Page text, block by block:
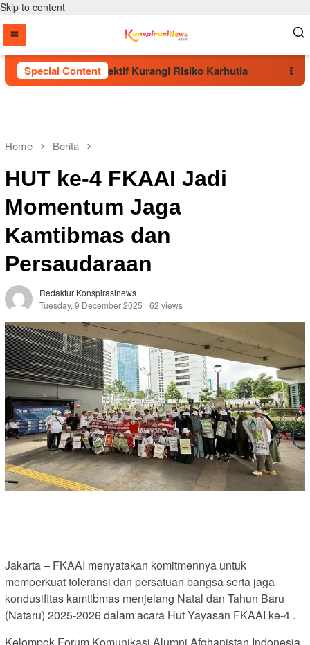
Skip to content
Special Content
Dinilai Efektif Kurangi Risiko Karhutla Era
Home Berita
HUT ke-4 FKAAI Jadi
Momentum Jaga
Kamtibmas dan
Persaudaraan
Redaktur Konspirasinews
Tuesday, 9 December 2025
62 views
Jakarta – FKAAI menyatakan komitmennya untuk
memperkuat toleransi dan persatuan bangsa serta jaga
kondusifitas kamtibmas menjelang Natal dan Tahun Baru
(Nataru) 2025-2026 dalam acara Hut Yayasan FKAAI ke-4 .